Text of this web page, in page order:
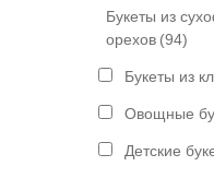
Букеты из
орехов (94)
Букеты из
Овощные
Детские